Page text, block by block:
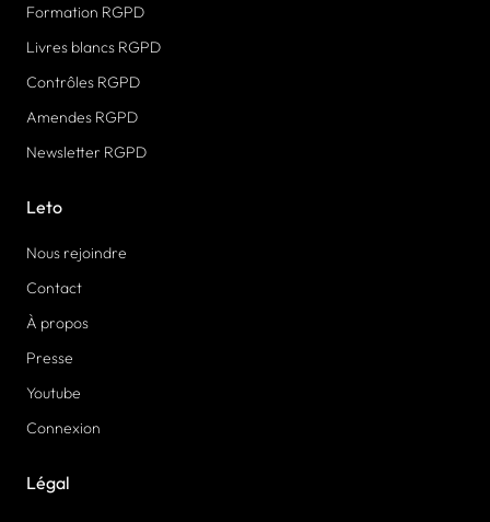
Formation RGPD
Livres blancs RGPD
Contrôles RGPD
Amendes RGPD
Newsletter RGPD
Leto
Nous rejoindre
Contact
À propos
Presse
Youtube
Connexion
Légal